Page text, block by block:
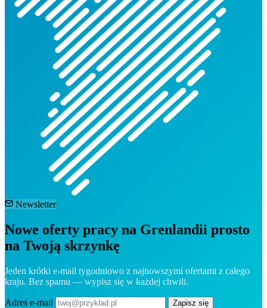
Newsletter
Nowe oferty pracy na Grenlandii prosto
na Twoją skrzynkę
Jeden krótki e-mail tygodniowo z najnowszymi ofertami z całego
kraju. Bez spamu — wypisz się w każdej chwili.
Adres e-mail Zapisz się